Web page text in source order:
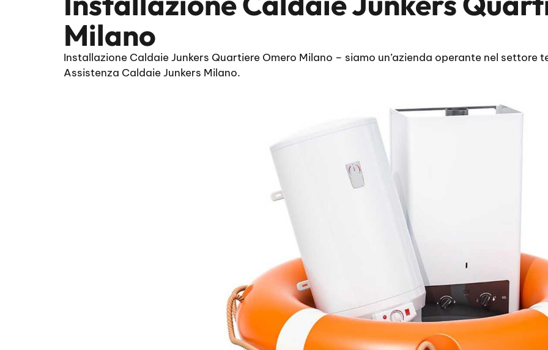
Milano
Installazione Caldaie Junkers Quartiere Omero Milano – siamo un’azienda operante nel settore
Assistenza Caldaie Junkers Milano.